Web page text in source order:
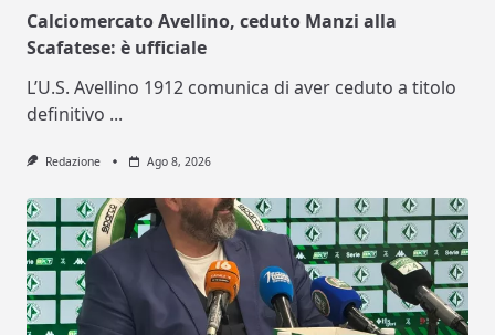
Calciomercato Avellino, ceduto Manzi alla
Scafatese: è ufficiale
L’U.S. Avellino 1912 comunica di aver ceduto a titolo
definitivo ...
Redazione Ago 8, 2026